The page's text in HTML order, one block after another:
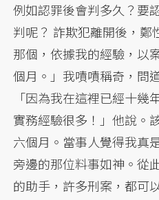
例如認罪後會判多久？要
判呢？ 詐欺犯離開後，鄭
那個，依據我的經驗，以
個月。」我嘖嘖稱奇，問
「因為我在這裡已經十
實務經驗很多！」他說。
六個月。當事人覺得我真
旁邊的那位料事如神。從
的助手，許多刑案，都可